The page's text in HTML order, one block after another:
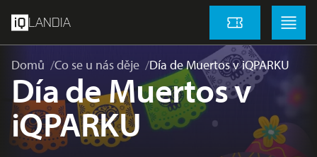
LANDIA Vstupenky
Menu
Domů Co se u nás děje Día de Muertos v iQPARKU
Día de Muertos v
iQPARKU